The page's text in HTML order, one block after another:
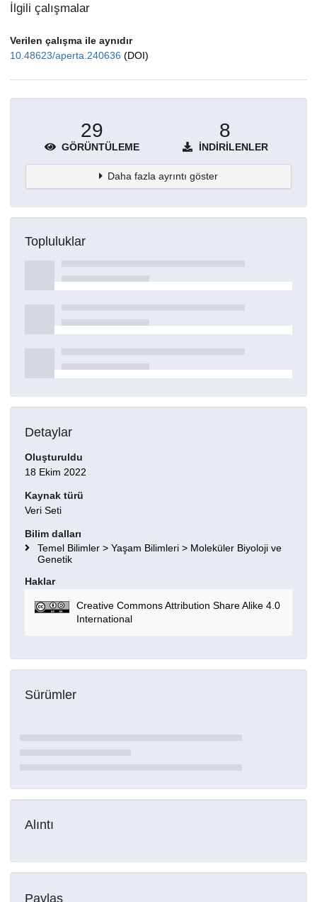
İlgili çalışmalar
Verilen çalışma ile aynıdır
10.48623/aperta.240636 (DOI)
29
GÖRÜNTÜLEME
8
İNDIRILENLER
Daha fazla ayrıntı göster
Topluluklar
Detaylar
Oluşturuldu
18 Ekim 2022
Kaynak türü
Veri Seti
Bilim dalları
Temel Bilimler > Yaşam Bilimleri > Moleküler Biyoloji ve
Genetik
Haklar
Creative Commons Attribution Share Alike 4.0
International
Sürümler
Alıntı
Paylaş